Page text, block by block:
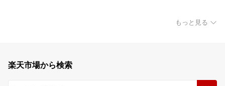
もっと見る
楽天市場から検索